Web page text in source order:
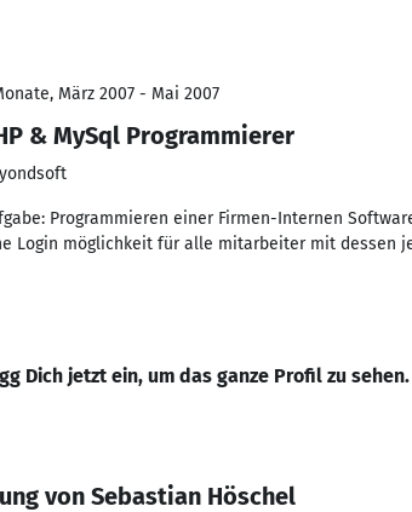
März 2007 - Mai 2007
& MySql Programmierer
Programmieren einer Firmen-Internen
Login möglichkeit für alle mitarbeiter mit dessen
Dich jetzt ein, um das ganze Profil zu sehen.
von Sebastian Höschel